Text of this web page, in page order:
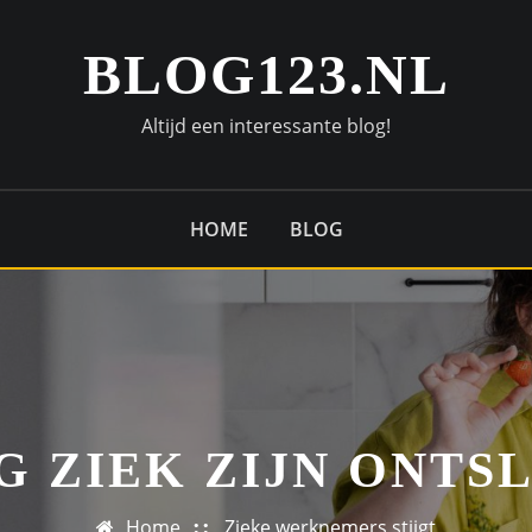
BLOG123.NL
Altijd een interessante blog!
HOME BLOG
ZIEK ZIJN